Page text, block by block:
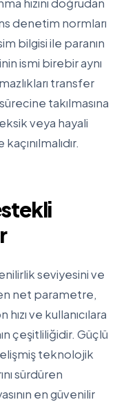
hızını doğrudan
denetim normları
bilgisi ile paranın
ismi birebir aynı
transfer
takılmasına
veya hayali
seviyesini ve
net parametre,
ve kullanıcılara
çeşitliliğidir. Güçlü
teknolojik
sürdüren
en güvenilir